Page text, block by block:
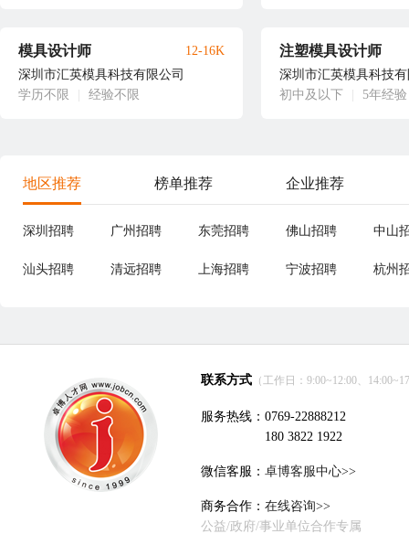
模具设计师
深圳市汇英模具科技有限公司
学历不限
经验不限
12-16K 注塑模具设计师
深圳市汇英模具科技
初中及以下
5年经验
地区推荐 榜单推荐 企业推荐
深圳招聘 广州招聘 东莞招聘 佛山招聘 中山
汕头招聘 清远招聘 上海招聘 宁波招聘 杭州
联系方式 （工作日：9:00~12:00、
服务热线：0769-22888212
180 3822 1922
微信客服： 卓博客服中心>>
商务合作： 在线咨询>>
公益/政府/事业单位合作专属